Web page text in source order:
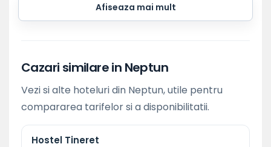
Afiseaza mai mult
Cazari similare in Neptun
Vezi si alte hoteluri din Neptun, utile pentru
compararea tarifelor si a disponibilitatii.
Hostel Tineret